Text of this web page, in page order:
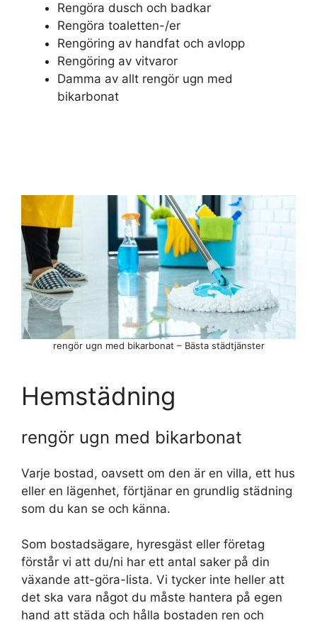
Rengöra dusch och badkar
Rengöra toaletten-/er
Rengöring av handfat och avlopp
Rengöring av vitvaror
Damma av allt rengör ugn med
bikarbonat
rengör ugn med bikarbonat – Bästa städtjänster
Hemstädning
rengör ugn med bikarbonat
Varje bostad, oavsett om den är en villa, ett hus
eller en lägenhet, förtjänar en grundlig städning
som du kan se och känna.
Som bostadsägare, hyresgäst eller företag
förstår vi att du/ni har ett antal saker på din
växande att-göra-lista. Vi tycker inte heller att
det ska vara något du måste hantera på egen
hand att städa och hålla bostaden ren och